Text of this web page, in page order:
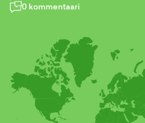
0 kommentaari